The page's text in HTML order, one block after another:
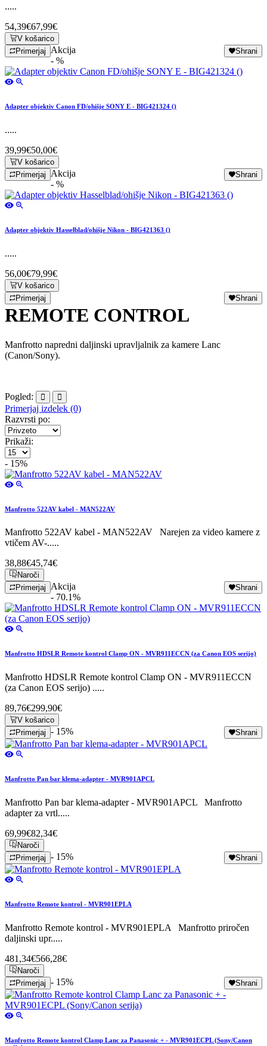
.....
54,39€67,99€
V košarico
Primerjaj
Shrani
Akcija
- %
Adapter objektiv Canon FD/ohišje SONY E - BIG421324 ()
.....
39,99€50,00€
V košarico
Primerjaj
Shrani
Akcija
- %
Adapter objektiv Hasselblad/ohišje Nikon - BIG421363 ()
.....
56,00€79,99€
V košarico
Primerjaj
Shrani
REMOTE CONTROL
Manfrotto napredni daljinski upravljalnik za kamere Lanc
(Canon/Sony).
Pogled:
Primerjaj izdelek (0)
Razvrsti po:
Prikaži:
- 15%
Manfrotto 522AV kabel - MAN522AV
Manfrotto 522AV kabel - MAN522AV Narejen za video kamere z
vtičem AV-.....
38,88€45,74€
Naroči
Primerjaj
Shrani
Akcija
- 70.1%
Manfrotto HDSLR Remote kontrol Clamp ON - MVR911ECCN (za Canon EOS serijo)
Manfrotto HDSLR Remote kontrol Clamp ON - MVR911ECCN
(za Canon EOS serijo) .....
89,76€299,90€
V košarico
Primerjaj
Shrani
- 15%
Manfrotto Pan bar klema-adapter - MVR901APCL
Manfrotto Pan bar klema-adapter - MVR901APCL Manfrotto
adapter za vrtl.....
69,99€82,34€
Naroči
Primerjaj
Shrani
- 15%
Manfrotto Remote kontrol - MVR901EPLA
Manfrotto Remote kontrol - MVR901EPLA Manfrotto priročen
daljinski upr.....
481,34€566,28€
Naroči
Primerjaj
Shrani
- 15%
Manfrotto Remote kontrol Clamp Lanc za Panasonic + - MVR901ECPL (Sony/Canon